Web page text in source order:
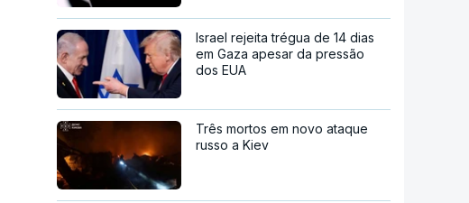
Israel rejeita trégua de 14 dias
em Gaza apesar da pressão
dos EUA
Três mortos em novo ataque
russo a Kiev